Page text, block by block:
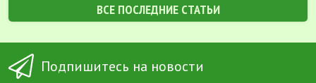
ВСЕ ПОСЛЕДНИЕ СТАТЬИ
Подпишитесь на новости